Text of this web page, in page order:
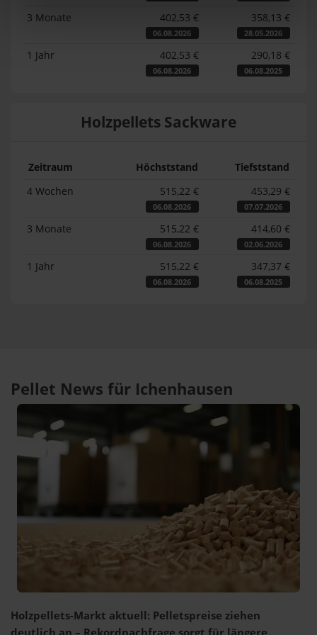
3 Monate 402,53 €
06.08.2026
358,13 €
28.05.2026
1 Jahr 402,53 €
06.08.2026
290,18 €
06.08.2025
Holzpellets Sackware
Zeitraum Höchststand
Tiefststand
4 Wochen
515,22 €
06.08.2026
453,29 €
07.07.2026
3 Monate 515,22 €
06.08.2026
414,60 €
02.06.2026
1 Jahr 515,22 €
06.08.2026
347,37 €
06.08.2025
Pellet News für Ichenhausen
Holzpellets-Markt aktuell: Pelletspreise ziehen